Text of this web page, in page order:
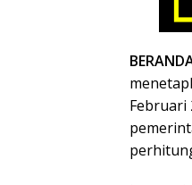
Februari